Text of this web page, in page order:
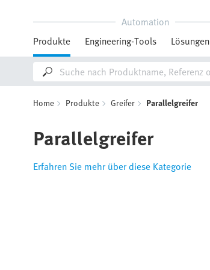
Automation
Produkte
Engineering-Tools Lösungen
Home Produkte Greifer Parallelgreifer
Parallelgreifer
Erfahren Sie mehr über diese Kategorie